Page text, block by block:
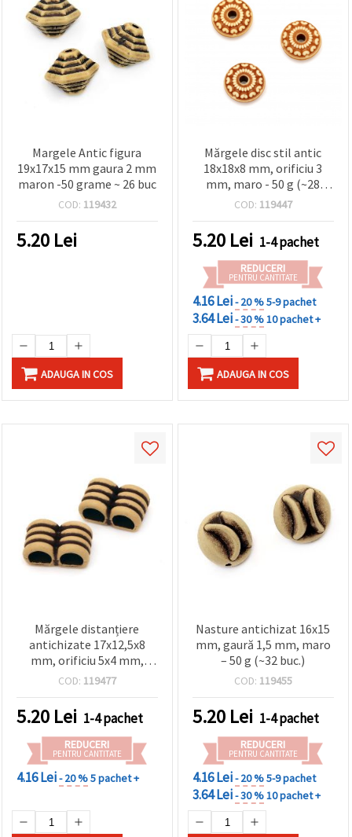
Margele Antic figura
19x17x15 mm gaura 2 mm
maron -50 grame ~ 26 buc
COD: 119432
5.20 Lei
ADAUGA IN COS
Mărgele disc stil antic
18x18x8 mm, orificiu 3
mm, maro - 50 g (~28
buc.)
COD: 119447
5.20 Lei 1-4 pachet
REDUCERI
PENTRU CANTITATE
4.16 Lei- 20 %5-9 pachet
3.64 Lei- 30 %10 pachet +
ADAUGA IN COS
Mărgele distanțiere
antichizate 17x12,5x8
mm, orificiu 5x4 mm,
maro - 50 g (~75 buc.)
COD: 119477
5.20 Lei 1-4 pachet
REDUCERI
PENTRU CANTITATE
4.16 Lei- 20 %5 pachet +
Nasture antichizat 16x15
mm, gaură 1,5 mm, maro
– 50 g (~32 buc.)
COD: 119455
5.20 Lei 1-4 pachet
REDUCERI
PENTRU CANTITATE
4.16 Lei- 20 %5-9 pachet
3.64 Lei- 30 %10 pachet +